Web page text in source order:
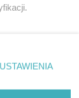
zgody
USTAWIENIA